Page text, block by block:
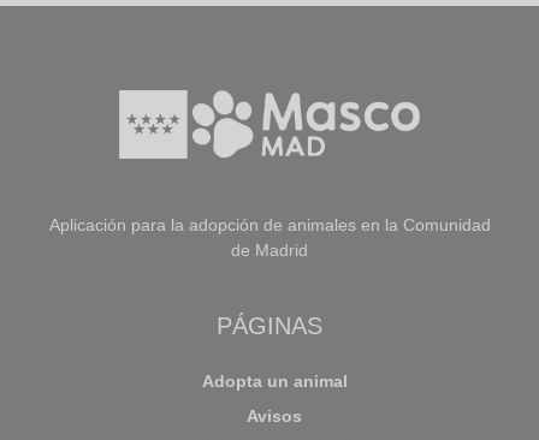
Aplicación para la adopción de animales en la Comunidad
de Madrid
PÁGINAS
Adopta un animal
Avisos